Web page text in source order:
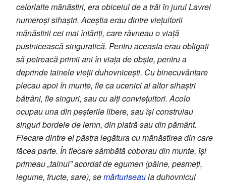
celorlalte mănăstiri, era obiceiul de a trăi în jurul Lavrei
numeroși sihaștri. Aceștia erau dintre viețuitorii
mănăstirii cei mai întăriți, care râvneau o viață
pustnicească singuratică. Pentru aceasta erau obligați
să petreacă primii ani în viața de obște, pentru a
deprinde tainele vieții duhovnicești. Cu binecuvântare
plecau apoi în munte, fie ca ucenici ai altor sihaștri
bătrâni, fie singuri, sau cu alți conviețuitori. Acolo
ocupau una din peșterile libere, sau își construiau
singuri bordeie de lemn, din piatră sau din pământ.
Fiecare dintre ei păstra legătura cu mănăstirea din care
făcea parte. În fiecare sâmbătă coborau din munte, își
primeau „tainul” acordat de egumen (pâine, pesmeți,
legume, fructe, sare), semărturiseaula duhovnicul